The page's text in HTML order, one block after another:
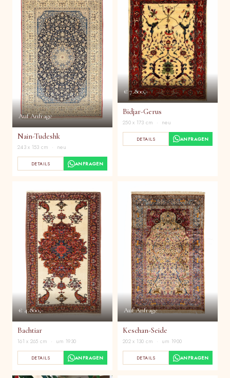
Auf Anfrage
Nain-Tudeshk
243 x 153 cm · neu
DETAILS ANFRAGEN
€ 7.800,-
Bidjar-Gerus
250 x 173 cm · neu
DETAILS ANFRAGEN
€ 4.800,-
Bachtiar
161 x 265 cm · um 1930
DETAILS ANFRAGEN
Auf Anfrage
Keschan-Seide
202 x 130 cm · um 1900
DETAILS ANFRAGEN